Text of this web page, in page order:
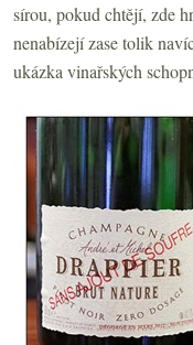
sírou, pokud chtějí, zde
nenabízejí zase tolik
ukázka vinařských